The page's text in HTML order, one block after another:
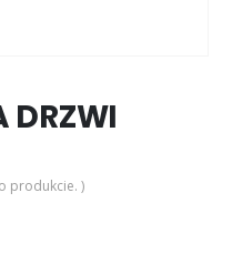
DRZWI
produkcie. )